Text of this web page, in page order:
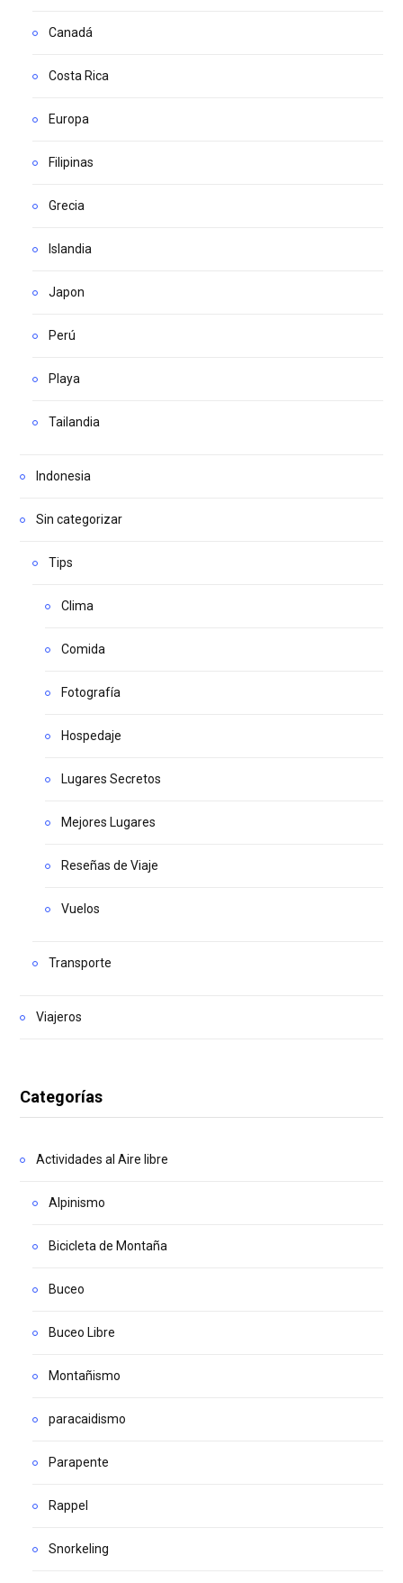
Canadá
Costa Rica
Europa
Filipinas
Grecia
Islandia
Japon
Perú
Playa
Tailandia
Indonesia
Sin categorizar
Tips
Clima
Comida
Fotografía
Hospedaje
Lugares Secretos
Mejores Lugares
Reseñas de Viaje
Vuelos
Transporte
Viajeros
Categorías
Actividades al Aire libre
Alpinismo
Bicicleta de Montaña
Buceo
Buceo Libre
Montañismo
paracaidismo
Parapente
Rappel
Snorkeling